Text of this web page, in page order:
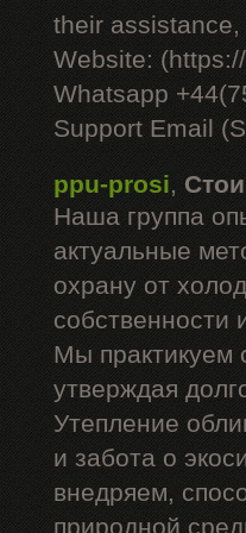
their
Website:
Whatsapp
Support Email
ppu-prosi,
Наша группа
актуальные
охрану от
собственности
Мы практикуем
утверждая
Утепление
и забота о
внедряем,
природной